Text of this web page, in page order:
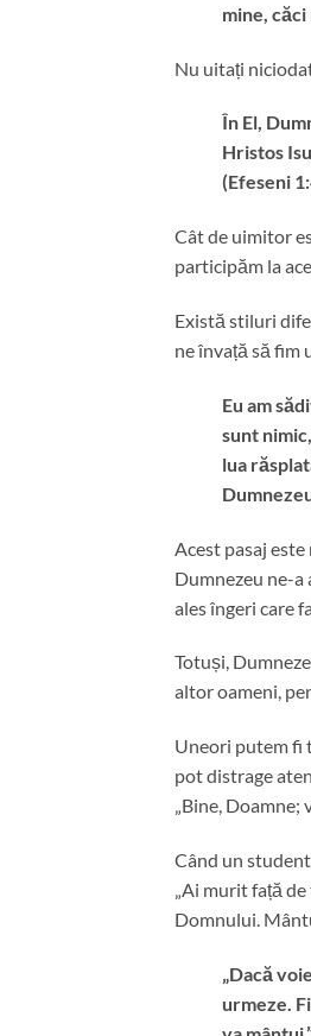
mine, căci
Nu uitați
În El,
Hristos
(Efeseni
Cât de uimitor
participăm la
Există stiluri
ne învață să fim
Eu am
sunt
lua
Acest pasaj
Dumnezeu ne-a
ales îngeri care
Totuși,
altor oameni,
Uneori putem fi
pot distrage
„Bine, Doamne;
Când un
„Ai murit față
Domnului.
„Dacă
urmeze.